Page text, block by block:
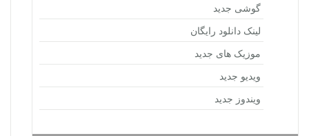
گوشی جدید
لینک دانلود رایگان
موزیک های جدید
ویدیو جدید
ویندوز جدید